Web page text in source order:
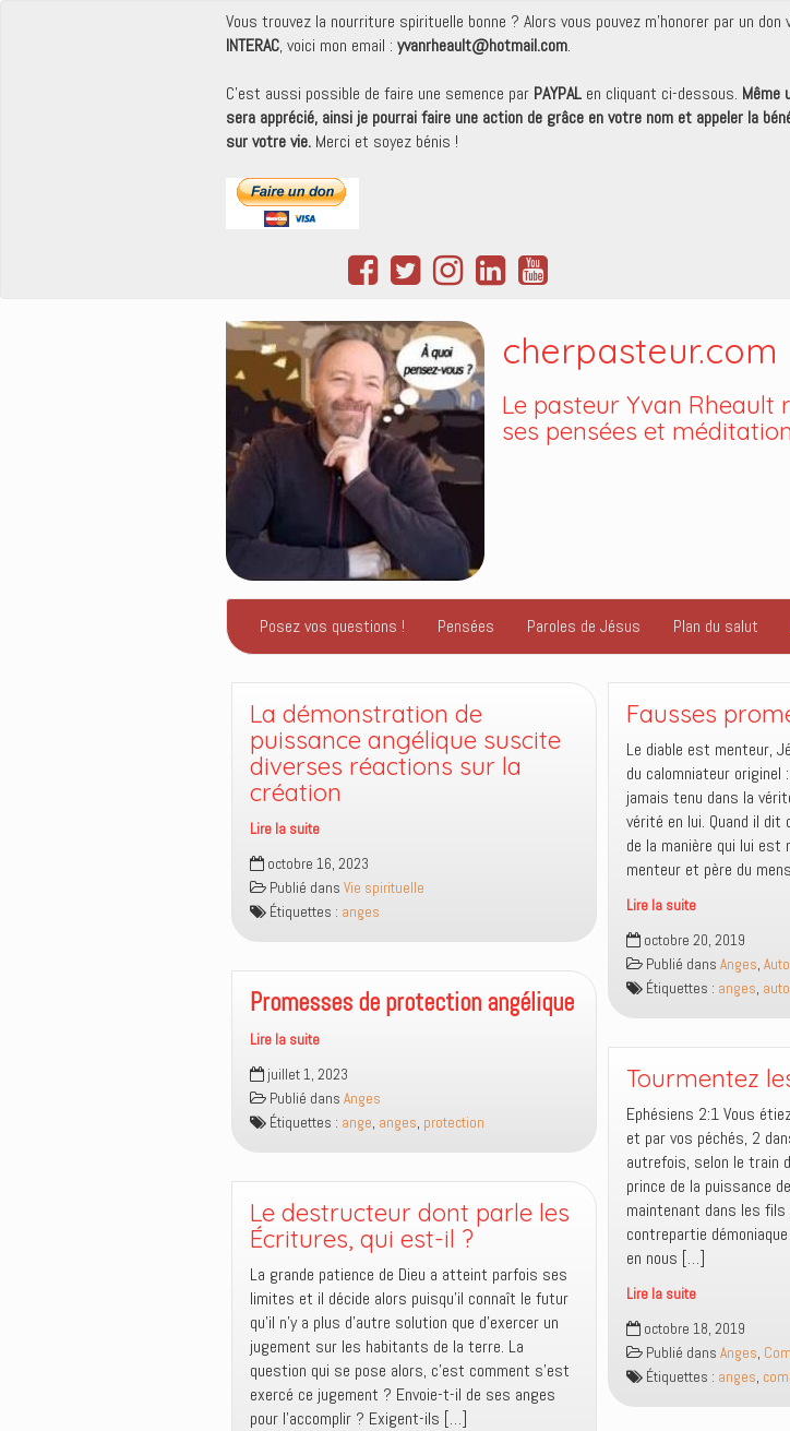
Vous trouvez la nourriture spirituelle bonne ? Alors vous pouvez m'honorer par un don
INTERAC, voici mon email : yvanrheault@hotmail.com.
C'est aussi possible de faire une semence par PAYPAL en cliquant ci-dessous. Même
sera apprécié, ainsi je pourrai faire une action de grâce en votre nom et appeler la
sur votre vie. Merci et soyez bénis !
cherpasteur.com
Le pasteur Yvan Rheault
ses pensées et
Posez vos questions ! Pensées Paroles de Jésus Plan du salut
La démonstration de
puissance angélique suscite
diverses réactions sur la
création
Lire la suite
La
démonstration
de
puissance
suscite
diverses
sur
la
création
octobre 16, 2023
Publié dans Vie spirituelle
Étiquettes : anges
Promesses de protection angélique
Lire la suite
Promesses
de
protection
angélique
juillet 1, 2023
Publié dans Anges
Étiquettes : ange, anges, protection
Le destructeur dont parle les
Écritures, qui est-il ?
La grande patience de Dieu a atteint parfois ses
limites et il décide alors puisqu’il connaît le futur
qu’il n’y a plus d’autre solution que d’exercer un
jugement sur les habitants de la terre. La
question qui se pose alors, c’est comment s’est
exercé ce jugement ? Envoie-t-il de ses anges
pour l’accomplir ? Exigent-ils […]
nous
pour
la
connaissance
du
bien
et
mal.
Est
ce
que
Dieu
ou
les
anges
aussi
?
Fausses
Le diable est menteur,
du calomniateur originel
jamais tenu dans la
vérité en lui. Quand il dit
de la manière qui lui est
menteur et père du
Lire la suite
Fausses
promesses
du
diable
octobre 20, 2019
Publié dans Anges,
Étiquettes : anges,
Tourmentez
Ephésiens 2:1 Vous
et par vos péchés, 2
autrefois, selon le train
prince de la puissance
maintenant dans les fils
contrepartie
en nous […]
Lire la suite
Tourmentez
les
démons
octobre 18, 2019
Publié dans Anges,
Étiquettes : anges,